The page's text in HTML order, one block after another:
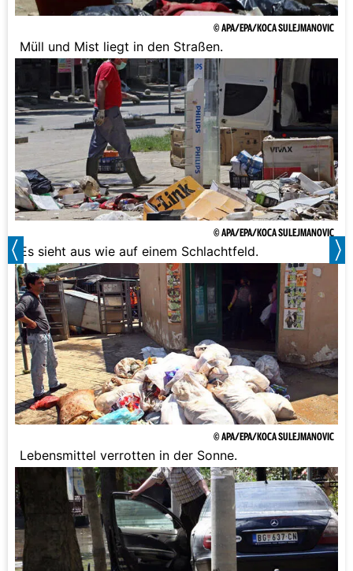
© APA/EPA/KOCA SULEJMANOVIC
Müll und Mist liegt in den Straßen.
© APA/EPA/KOCA SULEJMANOVIC
Es sieht aus wie auf einem Schlachtfeld.
© APA/EPA/KOCA SULEJMANOVIC
Lebensmittel verrotten in der Sonne.